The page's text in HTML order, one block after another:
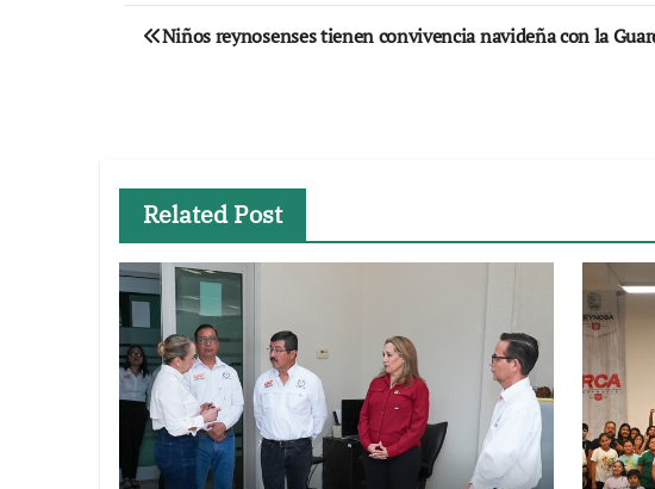
Navegación
Niños reynosenses tienen convivencia navideña con la
Related Post